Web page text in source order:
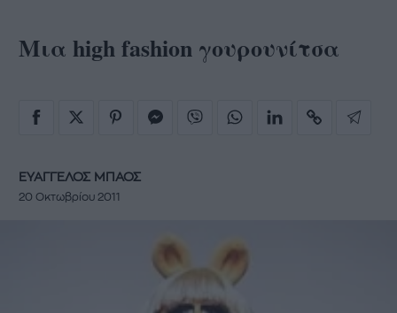
Μια high fashion γουρουνίτσα
ΕΥΑΓΓΕΛΟΣ ΜΠΑΟΣ
20 Οκτωβρίου 2011